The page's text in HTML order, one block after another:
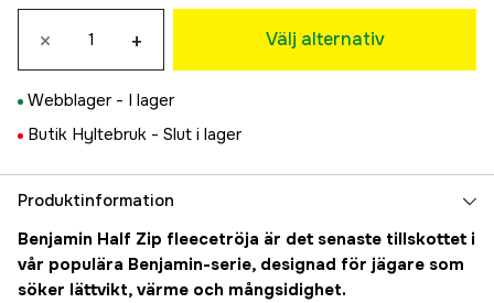
M
499 kr
499 kr
499 kr
499 kr
499 kr
× + Välj alternativ
Webblager - I lager
Butik Hyltebruk - Slut i lager
Produktinformation
Benjamin Half Zip fleecetröja är det senaste tillskottet i
vår populära Benjamin-serie, designad för jägare som
söker lättvikt, värme och mångsidighet.